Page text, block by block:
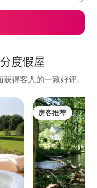
度假屋
得客人的一致好评。
房客推荐
房客推荐